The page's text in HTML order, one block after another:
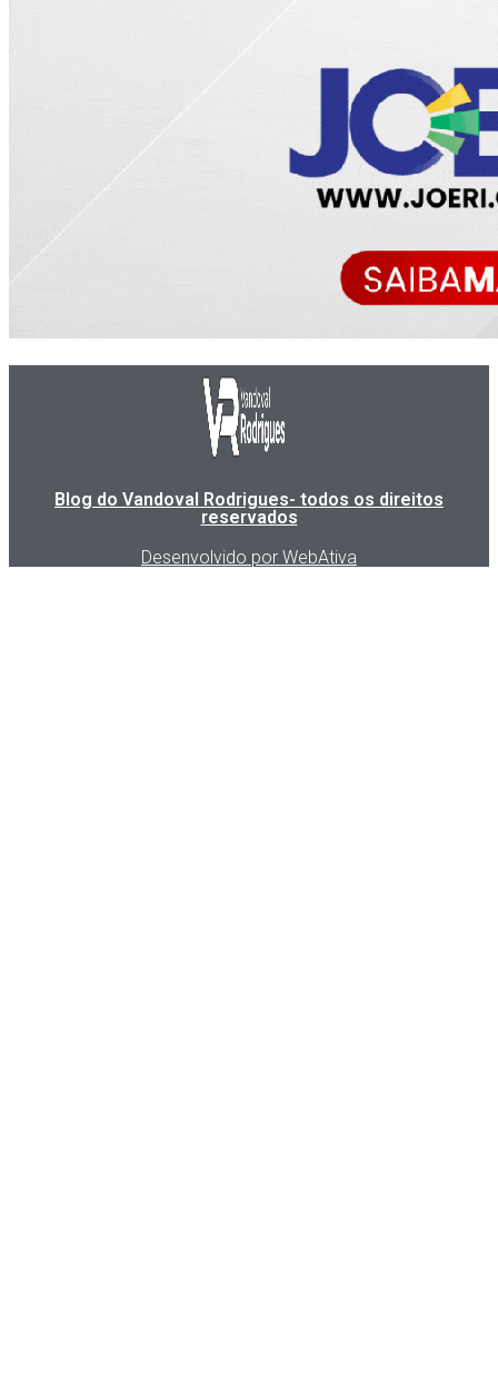
Blog do Vandoval Rodrigues- todos os direitos
reservados
Desenvolvido por WebAtiva